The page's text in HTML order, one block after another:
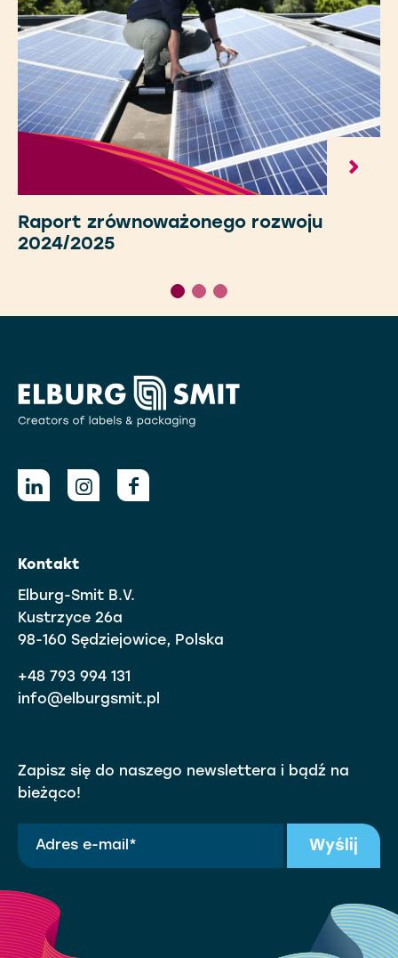
Raport zrównoważonego rozwoju
2024/2025
Kontakt
Elburg-Smit B.V.
Kustrzyce 26a
98-160 Sędziejowice, Polska
+48 793 994 131
info@elburgsmit.pl
Zapisz się do naszego newslettera i bądź na
bieżąco!
Wyślij